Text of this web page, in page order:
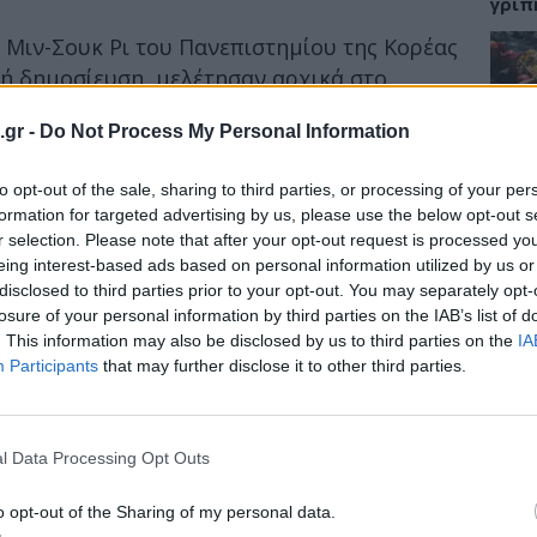
- Do Not Process My Personal Information
opt-out of the sale, sharing to third parties, or processing of your
for targeted advertising by us, please use the below opt-out
selection. Please note that after your opt-out request is processed
interest-based ads based on personal information utilized by us
to third parties prior to your opt-out. You may separately
of your personal information by third parties on the IAB’s list of
This information may also be disclosed by us to third parties on the
Participants that may further disclose it to other third parties.
Data Processing Opt Outs
opt-out of the Sharing of my personal data.
Σουκ Ρι του Πανεπιστημίου της Κορέας
δημοσίευση, μελέτησαν αρχικά στο
της ουσίας έναντι 20
μεταξύ των οποίων σαλμονέλα,
πραγματικές συνθήκες με 16 εθελοντές,
τους επί μισό λεπτό σε ζεστό νερό,
στα σαπούνια με
σαπούνια.
ήταν ότι δεν υπάρχει κάποια άξια
δηλαδή το αντιβακτηριακό και
σε τρικλοζάνη για πάνω από
στην αποτελεσματικότητα, αλλά
ελάχιστα δευτερόλεπτα.